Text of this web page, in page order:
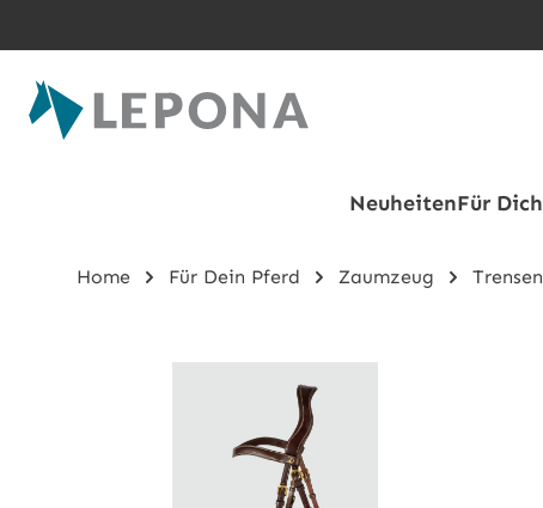
NeuheitenFür Dich
Home Für Dein Pferd Zaumzeug Trensen